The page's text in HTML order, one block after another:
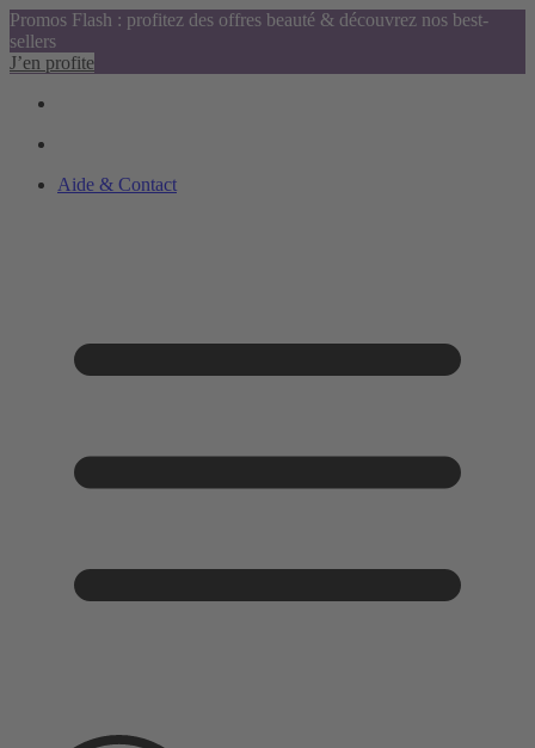
Promos Flash : profitez des offres beauté & découvrez nos best-
sellers
J’en profite
Aide & Contact